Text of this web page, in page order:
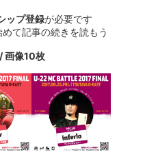
ップ登録が必要です
めて記事の続きを読もう
画像10枚